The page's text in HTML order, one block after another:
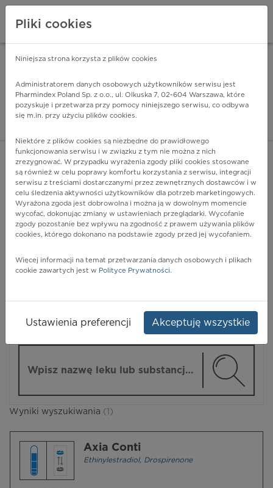
Pharmindex - lider
ZALOGUJ SIĘ
POKAŻ FILTRY
Pharmindex
Wyniki wyszukiwania (1)
Axia Conti
Ethinylestradiol, Drospirenone
Pliki cookies
Niniejsza strona korzysta z plików cookies
Administratorem danych osobowych użytkowników serwisu jest
Pharmindex Poland Sp. z o.o., ul. Olkuska 7, 02-604 Warszawa, które
pozyskuje i przetwarza przy pomocy niniejszego serwisu, co odbywa
się m.in. przy użyciu plików cookies.
Niektóre z plików cookies są niezbędne do prawidłowego
funkcjonowania serwisu i w związku z tym nie można z nich
zrezygnować. W przypadku wyrażenia zgody pliki cookies stosowane
są również w celu poprawy komfortu korzystania z serwisu, integracji
serwisu z treściami dostarczanymi przez zewnętrznych dostawców i w
celu śledzenia aktywności użytkowników dla potrzeb marketingowych.
Wyrażona zgoda jest dobrowolna i można ją w dowolnym momencie
wycofać, dokonując zmiany w ustawieniach przeglądarki. Wycofanie
zgody pozostanie bez wpływu na zgodność z prawem używania plików
cookies, którego dokonano na podstawie zgody przed jej wycofaniem.
Więcej informacji na temat przetwarzania danych osobowych i plikach
cookie zawartych jest w Polityce Prywatności.
Ustawienia preferencji Akceptuję wszystkie
ZA DARMO - w Google Play INSTALUJ